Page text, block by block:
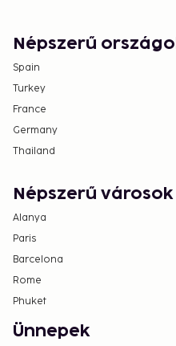
Népszerű
Spain
Turkey
France
Germany
Thailand
Népszerű városok
Alanya
Paris
Barcelona
Rome
Phuket
Ünnepek